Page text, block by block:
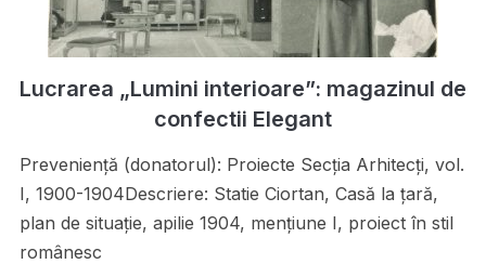
Lucrarea „Lumini interioare”: magazinul de
confectii Elegant
Preveniență (donatorul): Proiecte Secţia Arhitecţi, vol.
I, 1900-1904Descriere: Statie Ciortan, Casă la ţară,
plan de situaţie, apilie 1904, menţiune I, proiect în stil
românesc